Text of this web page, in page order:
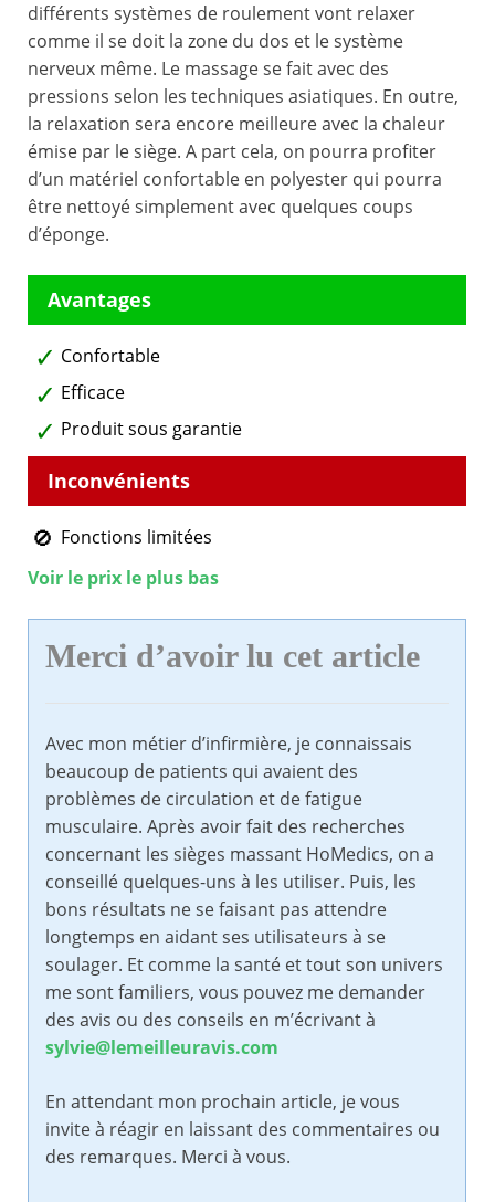
différents systèmes de roulement vont relaxer
comme il se doit la zone du dos et le système
nerveux même. Le massage se fait avec des
pressions selon les techniques asiatiques. En outre,
la relaxation sera encore meilleure avec la chaleur
émise par le siège. A part cela, on pourra profiter
d’un matériel confortable en polyester qui pourra
être nettoyé simplement avec quelques coups
d’éponge.
Confortable
Efficace
Produit sous garantie
Fonctions limitées
Voir le prix le plus bas
Merci d’avoir lu cet article
Avec mon métier d’infirmière, je connaissais
beaucoup de patients qui avaient des
problèmes de circulation et de fatigue
musculaire. Après avoir fait des recherches
concernant les sièges massant HoMedics, on a
conseillé quelques-uns à les utiliser. Puis, les
bons résultats ne se faisant pas attendre
longtemps en aidant ses utilisateurs à se
soulager. Et comme la santé et tout son univers
me sont familiers, vous pouvez me demander
des avis ou des conseils en m’écrivant à
sylvie@lemeilleuravis.com
En attendant mon prochain article, je vous
invite à réagir en laissant des commentaires ou
des remarques. Merci à vous.